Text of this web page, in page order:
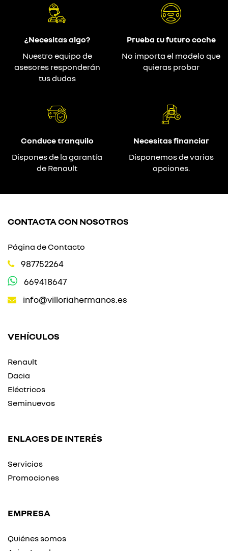
¿Necesitas algo?
Nuestro equipo de
asesores responderán
tus dudas
Prueba tu futuro coche
No importa el modelo que
quieras probar
Conduce tranquilo
Dispones de la garantía
de Renault
Necesitas financiar
Disponemos de varias
opciones.
CONTACTA CON NOSOTROS
Página de Contacto
987752264
669418647
info@villoriahermanos.es
VEHÍCULOS
Renault
Dacia
Eléctricos
Seminuevos
ENLACES DE INTERÉS
Servicios
Promociones
EMPRESA
Quiénes somos